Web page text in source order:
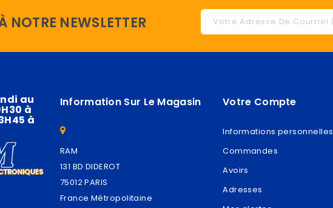
NOTRE NEWSLETTER
au
à
à
Information Sur Le Magasin
RAM
131 BD DIDEROT
75012 PARIS
France Métropolitaine
Votre Compte
Informations personnelles
Commandes
Avoirs
Adresses